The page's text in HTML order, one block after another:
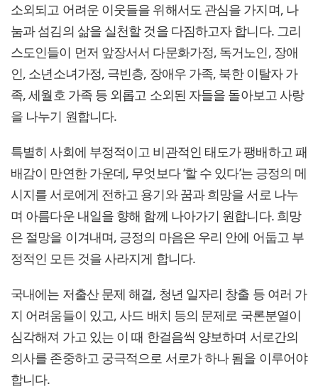
소외되고 어려운 이웃들을 위해서도 관심을 가지며, 나
눔과 섬김의 삶을 실천할 것을 다짐하고자 합니다. 그리
스도인들이 먼저 앞장서서 다문화가정, 독거노인, 장애
인, 소년소녀가정, 극빈층, 장애우 가족, 북한 이탈자 가
족, 세월호 가족 등 외롭고 소외된 자들을 돌아보고 사랑
을 나누기 원합니다.
특별히 사회에 부정적이고 비관적인 태도가 팽배하고 패
배감이 만연한 가운데, 무엇보다 ‘할 수 있다’는 긍정의 메
시지를 서로에게 전하고 용기와 꿈과 희망을 서로 나누
며 아름다운 내일을 향해 함께 나아가기 원합니다. 희망
은 절망을 이겨내며, 긍정의 마음은 우리 안에 어둡고 부
정적인 모든 것을 사라지게 합니다.
국내에는 저출산 문제 해결, 청년 일자리 창출 등 여러 가
지 어려움들이 있고, 사드 배치 등의 문제로 국론분열이
심각해져 가고 있는 이 때 한걸음씩 양보하며 서로간의
의사를 존중하고 궁극적으로 서로가 하나 됨을 이루어야
합니다.